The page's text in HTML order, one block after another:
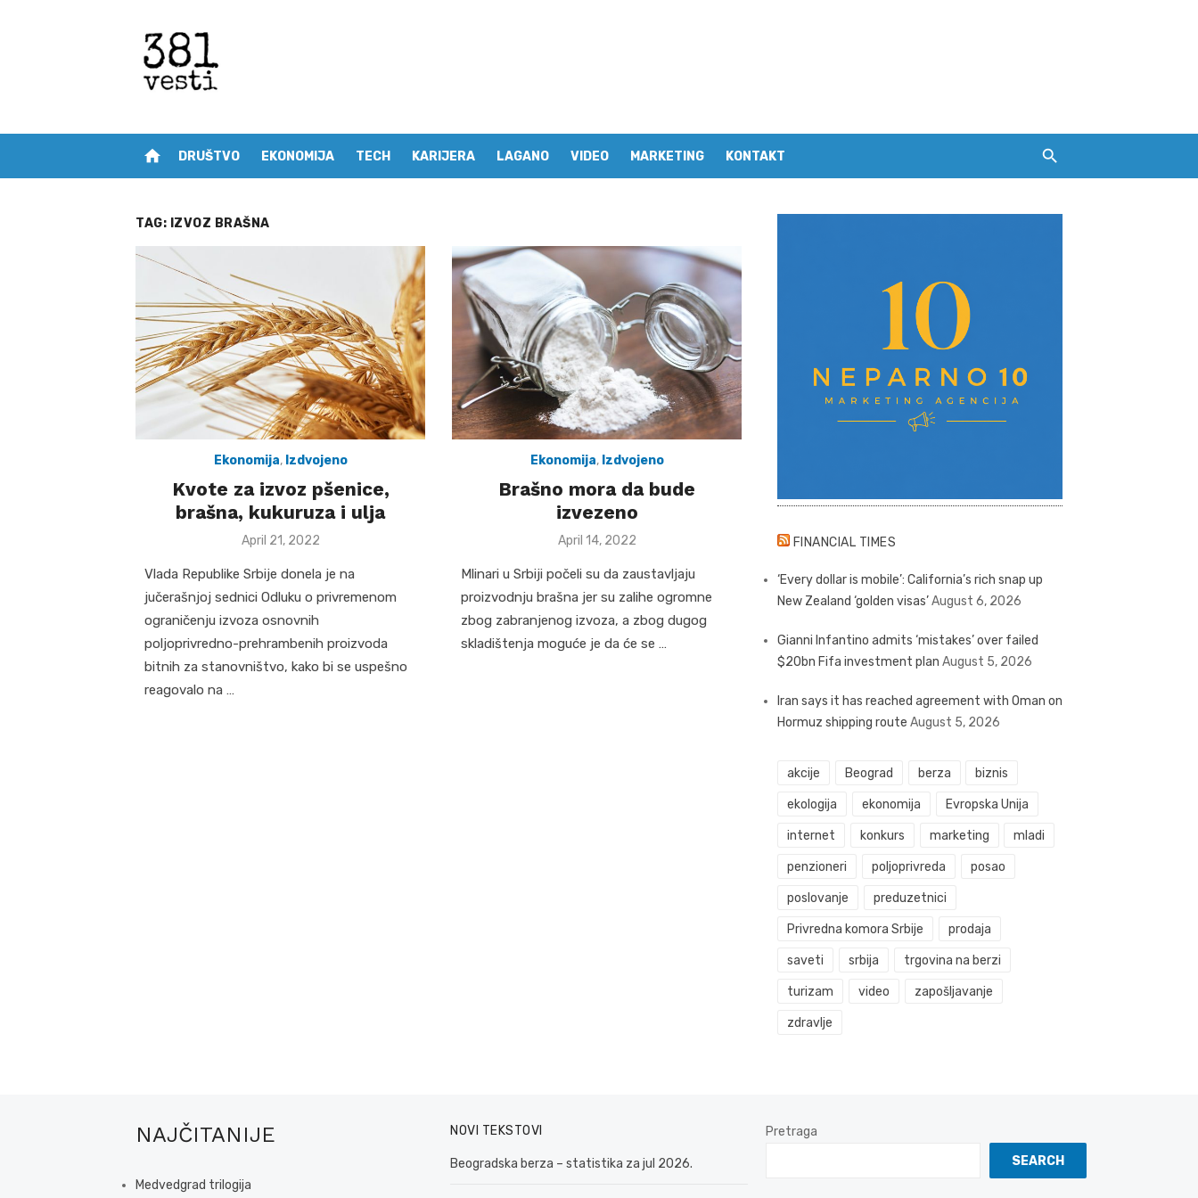
home DRUŠTVO EKONOMIJA TECH KARIJERA LAGANO VIDEO MARKETING KONTAKT
TAG: IZVOZ BRAŠNA
Ekonomija, Izdvojeno
Kvote za izvoz pšenice,
brašna, kukuruza i ulja
Posted
April 21, 2022
Vlada Republike Srbije donela je na
jučerašnjoj sednici Odluku o privremenom
ograničenju izvoza osnovnih
poljoprivredno-prehrambenih proizvoda
bitnih za stanovništvo, kako bi se uspešno
reagovalo na …
Ekonomija, Izdvojeno
Brašno mora da bude
izvezeno
Posted
April 14, 2022
Mlinari u Srbiji počeli su da zaustavljaju
proizvodnju brašna jer su zalihe ogromne
zbog zabranjenog izvoza, a zbog dugog
skladištenja moguće je da će se …
FINANCIAL TIMES
‘Every dollar is mobile’: California’s rich snap up
New Zealand ‘golden visas’August 6, 2026
Gianni Infantino admits ‘mistakes’ over failed
$20bn Fifa investment plan August 5, 2026
Iran says it has reached agreement with Oman on
Hormuz shipping route August 5, 2026
akcije Beograd berza biznis
ekologija ekonomija Evropska Unija
internet konkurs marketing mladi
penzioneri poljoprivreda posao
poslovanje preduzetnici
Privredna komora Srbije prodaja
saveti srbija trgovina na berzi
turizam video zapošljavanje
zdravlje
NAJČITANIJE
Medvedgrad trilogija
NOVI TEKSTOVI
Beogradska berza – statistika za jul 2026.
Pretraga
SEARCH